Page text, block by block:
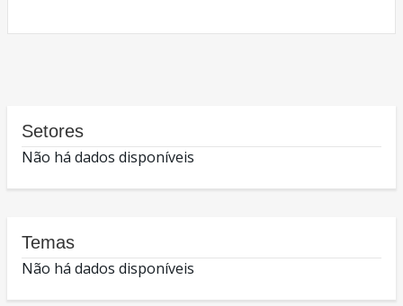
Setores
Não há dados disponíveis
Temas
Não há dados disponíveis